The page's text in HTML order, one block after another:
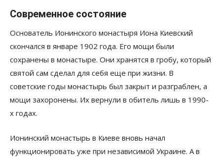
Современное состояние
Основатель Ионинского монастыря Иона Киевский
скончался в январе 1902 года. Его мощи были
сохранены в монастыре. Они хранятся в гробу, который
святой сам сделал для себя еще при жизни. В
советские годы монастырь был закрыт и разграблен, а
мощи захоронены. Их вернули в обитель лишь в 1990-
х годах.
Ионинский монастырь в Киеве вновь начал
функционировать уже при независимой Украине. А в